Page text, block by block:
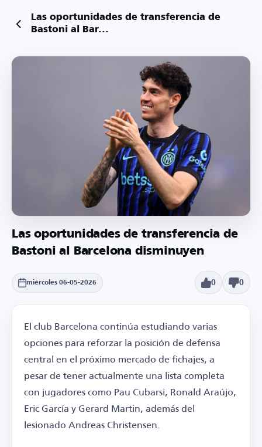
Las oportunidades de transferencia de
Bastoni al Bar...
Las oportunidades de transferencia de
Bastoni al Barcelona disminuyen
miércoles 06-05-2026 0 0
El club Barcelona continúa estudiando varias
opciones para reforzar la posición de defensa
central en el próximo mercado de fichajes, a
pesar de tener actualmente una lista completa
con jugadores como Pau Cubarsi, Ronald Araújo,
Eric García y Gerard Martin, además del
lesionado Andreas Christensen.